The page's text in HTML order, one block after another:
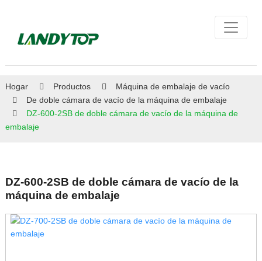
Hogar Productos
Máquina de embalaje de vacío
De doble cámara de vacío de la máquina de embalaje
DZ-600-2SB de doble cámara de vacío de la máquina de
embalaje
DZ-600-2SB de doble cámara de vacío de la
máquina de embalaje